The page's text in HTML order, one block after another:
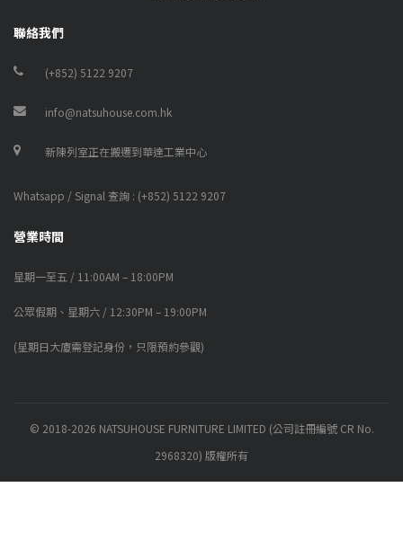
聯絡我們
(+852) 5122 9207
info@natsuhouse.com.hk
新陳列室正在搬遷到華達工業中心
Whatsapp / Signal 查詢 : (+852) 5122 9207
營業時間
星期一至五 / 11:00AM – 18:00PM
公眾假期、星期六 / 12:30PM – 19:00PM
(星期日大廈需登記身份，只限預約參觀)
© 2018-2026 NATSUHOUSE FURNITURE LIMITED (公司註冊編號 CR No.
2968320) 版權所有